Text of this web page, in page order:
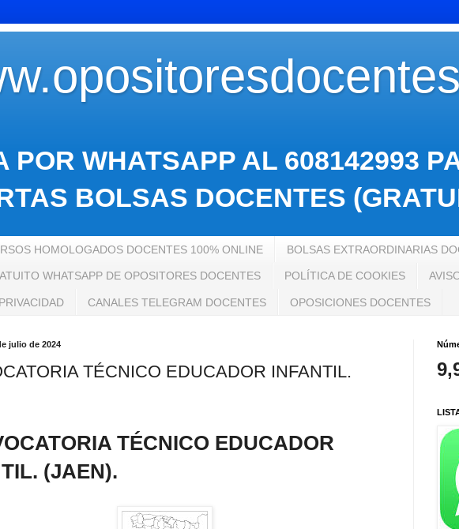
POR WHATSAPP AL 608142993
BOLSAS DOCENTES
HOMOLOGADOS DOCENTES 100% ONLINE BOLSAS EXTRAORDINARIAS
WHATSAPP DE OPOSITORES DOCENTES POLÍTICA DE COOKIES
CANALES TELEGRAM DOCENTES OPOSICIONES DOCENTES
julio de 2024
TÉCNICO EDUCADOR INFANTIL.
TÉCNICO EDUCADOR
. (JAEN).